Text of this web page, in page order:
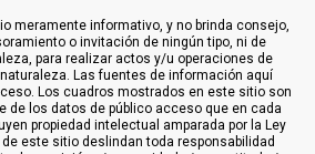
meramente informativo, y no brinda consejo,
o invitación de ningún tipo, ni de
para realizar actos y/u operaciones de
Las fuentes de información aquí
Los cuadros mostrados en este sitio son
de los datos de público acceso que en cada
propiedad intelectual amparada por la Ley
este sitio deslindan toda responsabilidad